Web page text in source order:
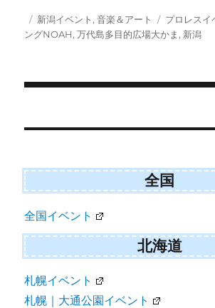
w
t
)
e
b
o
i
l
投
稿
カ
テ
新潟イベント ,音楽＆アート
タ
グ
プロレスイ
ングNOAH,万代島多目的広場大かま , 新潟
稿
ビ
ー
シ
ョ
ン
全国
全国イベント
北海道
札幌イベント
札幌｜大通公園イベント